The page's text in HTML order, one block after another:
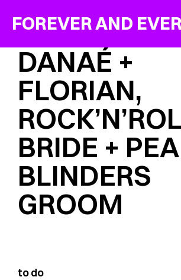
FOREVER AND EVER
DANAÉ +
FLORIAN,
BRIDE +
BLINDERS
GROOM
to do